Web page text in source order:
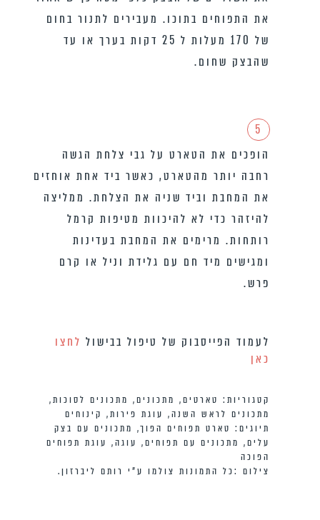
את התפוחים בתוכו. מעבירים לתנור בחום
של 170 מעלות ל 25 דקות בערך או עד
שהבצק שחום.
5
הופכים את הטארט על גבי צלחת הגשה
רחבה יותר מהטארט, כאשר ביד אחת אוחזים
את המחבת וביד שניה את הצלחת. ממליצה
להיזהר כדי לא להיכוות מטיפות קרמל
רותחות. מרימים את המחבת בעדינות
ומגישים מיד חם עם גלידת וניל או קרם
פרש.
לעמוד הפייסבוק של טיפול בבישול לחצו
כאן
קטגוריות: טארטים, מתכונים, מתכונים לסוכות,
מתכונים לראש השנה, עוגת פירות, קינוחים
תיוגים: טארט תפוחים הפוך, מתכונים עם בצק
עלים, מתכונים עם תפוחים, עוגה, עוגת תפוחים
הפוכה
צילום :כל התמונות צולמו ע”י רותם ליברזון.